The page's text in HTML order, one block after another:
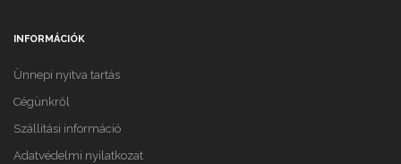
INFORMÁCIÓK
Ünnepi nyitva tartás
Cégünkről
Szállítási információ
Adatvédelmi nyilatkozat